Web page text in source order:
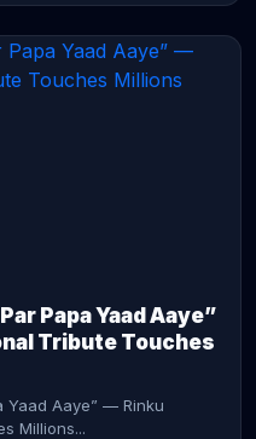
Papa Yaad Aaye”
Tribute Touches
Yaad Aaye” — Rinku
Millions...